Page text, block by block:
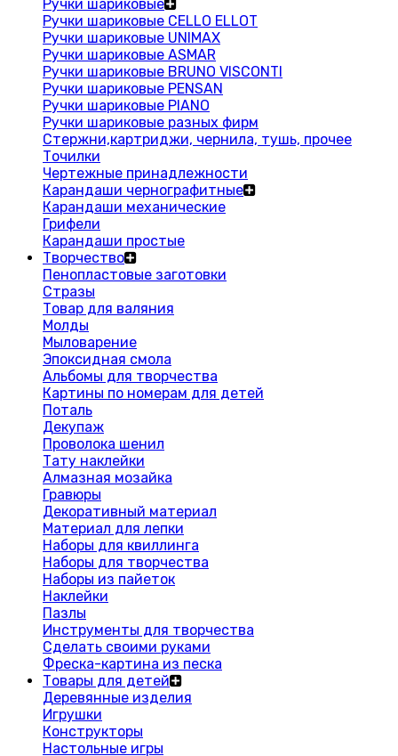
Ручки шариковые
Ручки шариковые CELLO ELLOT
Ручки шариковые UNIMAX
Ручки шариковые ASMAR
Ручки шариковые BRUNO VISCONTI
Ручки шариковые PENSAN
Ручки шариковые PIANO
Ручки шариковые разных фирм
Стержни,картриджи, чернила, тушь, прочее
Точилки
Чертежные принадлежности
Карандаши чернографитные
Карандаши механические
Грифели
Карандаши простые
Творчество
Пенопластовые заготовки
Стразы
Товар для валяния
Молды
Мыловарение
Эпоксидная смола
Альбомы для творчества
Картины по номерам для детей
Поталь
Декупаж
Проволока шенил
Тату наклейки
Алмазная мозайка
Гравюры
Декоративный материал
Материал для лепки
Наборы для квиллинга
Наборы для творчества
Наборы из пайеток
Наклейки
Пазлы
Инструменты для творчества
Сделать своими руками
Фреска-картина из песка
Товары для детей
Деревянные изделия
Игрушки
Конструкторы
Настольные игры